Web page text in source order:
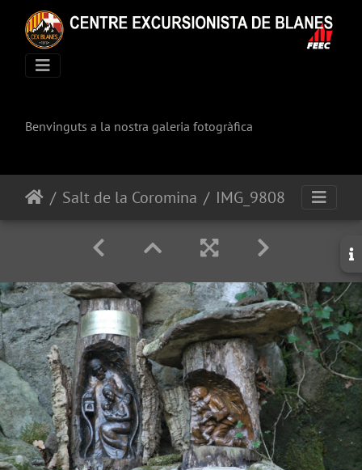
Benvinguts a la nostra galeria fotogràfica
Salt de la Coromina IMG_9808